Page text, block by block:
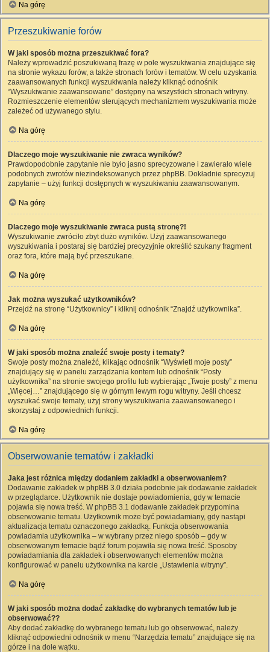
Na górę
Przeszukiwanie forów
W jaki sposób można przeszukiwać fora?
Należy wprowadzić poszukiwaną frazę w pole wyszukiwania znajdujące się
na stronie wykazu forów, a także stronach forów i tematów. W celu uzyskania
zaawansowanych funkcji wyszukiwania należy kliknąć odnośnik
“Wyszukiwanie zaawansowane” dostępny na wszystkich stronach witryny.
Rozmieszczenie elementów sterujących mechanizmem wyszukiwania może
zależeć od używanego stylu.
Na górę
Dlaczego moje wyszukiwanie nie zwraca wyników?
Prawdopodobnie zapytanie nie było jasno sprecyzowane i zawierało wiele
podobnych zwrotów niezindeksowanych przez phpBB. Dokładnie sprecyzuj
zapytanie – użyj funkcji dostępnych w wyszukiwaniu zaawansowanym.
Na górę
Dlaczego moje wyszukiwanie zwraca pustą stronę?!
Wyszukiwanie zwróciło zbyt dużo wyników. Użyj zaawansowanego
wyszukiwania i postaraj się bardziej precyzyjnie określić szukany fragment
oraz fora, które mają być przeszukane.
Na górę
Jak można wyszukać użytkowników?
Przejdź na stronę “Użytkownicy” i kliknij odnośnik “Znajdź użytkownika”.
Na górę
W jaki sposób można znaleźć swoje posty i tematy?
Swoje posty można znaleźć, klikając odnośnik “Wyświetl moje posty”
znajdujący się w panelu zarządzania kontem lub odnośnik “Posty
użytkownika” na stronie swojego profilu lub wybierając „Twoje posty” z menu
„Więcej…” znajdującego się w górnym lewym rogu witryny. Jeśli chcesz
wyszukać swoje tematy, użyj strony wyszukiwania zaawansowanego i
skorzystaj z odpowiednich funkcji.
Na górę
Obserwowanie tematów i zakładki
Jaka jest różnica między dodaniem zakładki a obserwowaniem?
Dodawanie zakładek w phpBB 3.0 działa podobnie jak dodawanie zakładek
w przeglądarce. Użytkownik nie dostaje powiadomienia, gdy w temacie
pojawia się nowa treść. W phpBB 3.1 dodawanie zakładek przypomina
obserwowanie tematu. Użytkownik może być powiadamiany, gdy nastąpi
aktualizacja tematu oznaczonego zakładką. Funkcja obserwowania
powiadamia użytkownika – w wybrany przez niego sposób – gdy w
obserwowanym temacie bądź forum pojawiła się nowa treść. Sposoby
powiadamiania dla zakładek i obserwowanych elementów można
konfigurować w panelu użytkownika na karcie „Ustawienia witryny”.
Na górę
W jaki sposób można dodać zakładkę do wybranych tematów lub je
obserwować??
Aby dodać zakładkę do wybranego tematu lub go obserwować, należy
kliknąć odpowiedni odnośnik w menu “Narzędzia tematu” znajdujące się na
górze i na dole wątku.